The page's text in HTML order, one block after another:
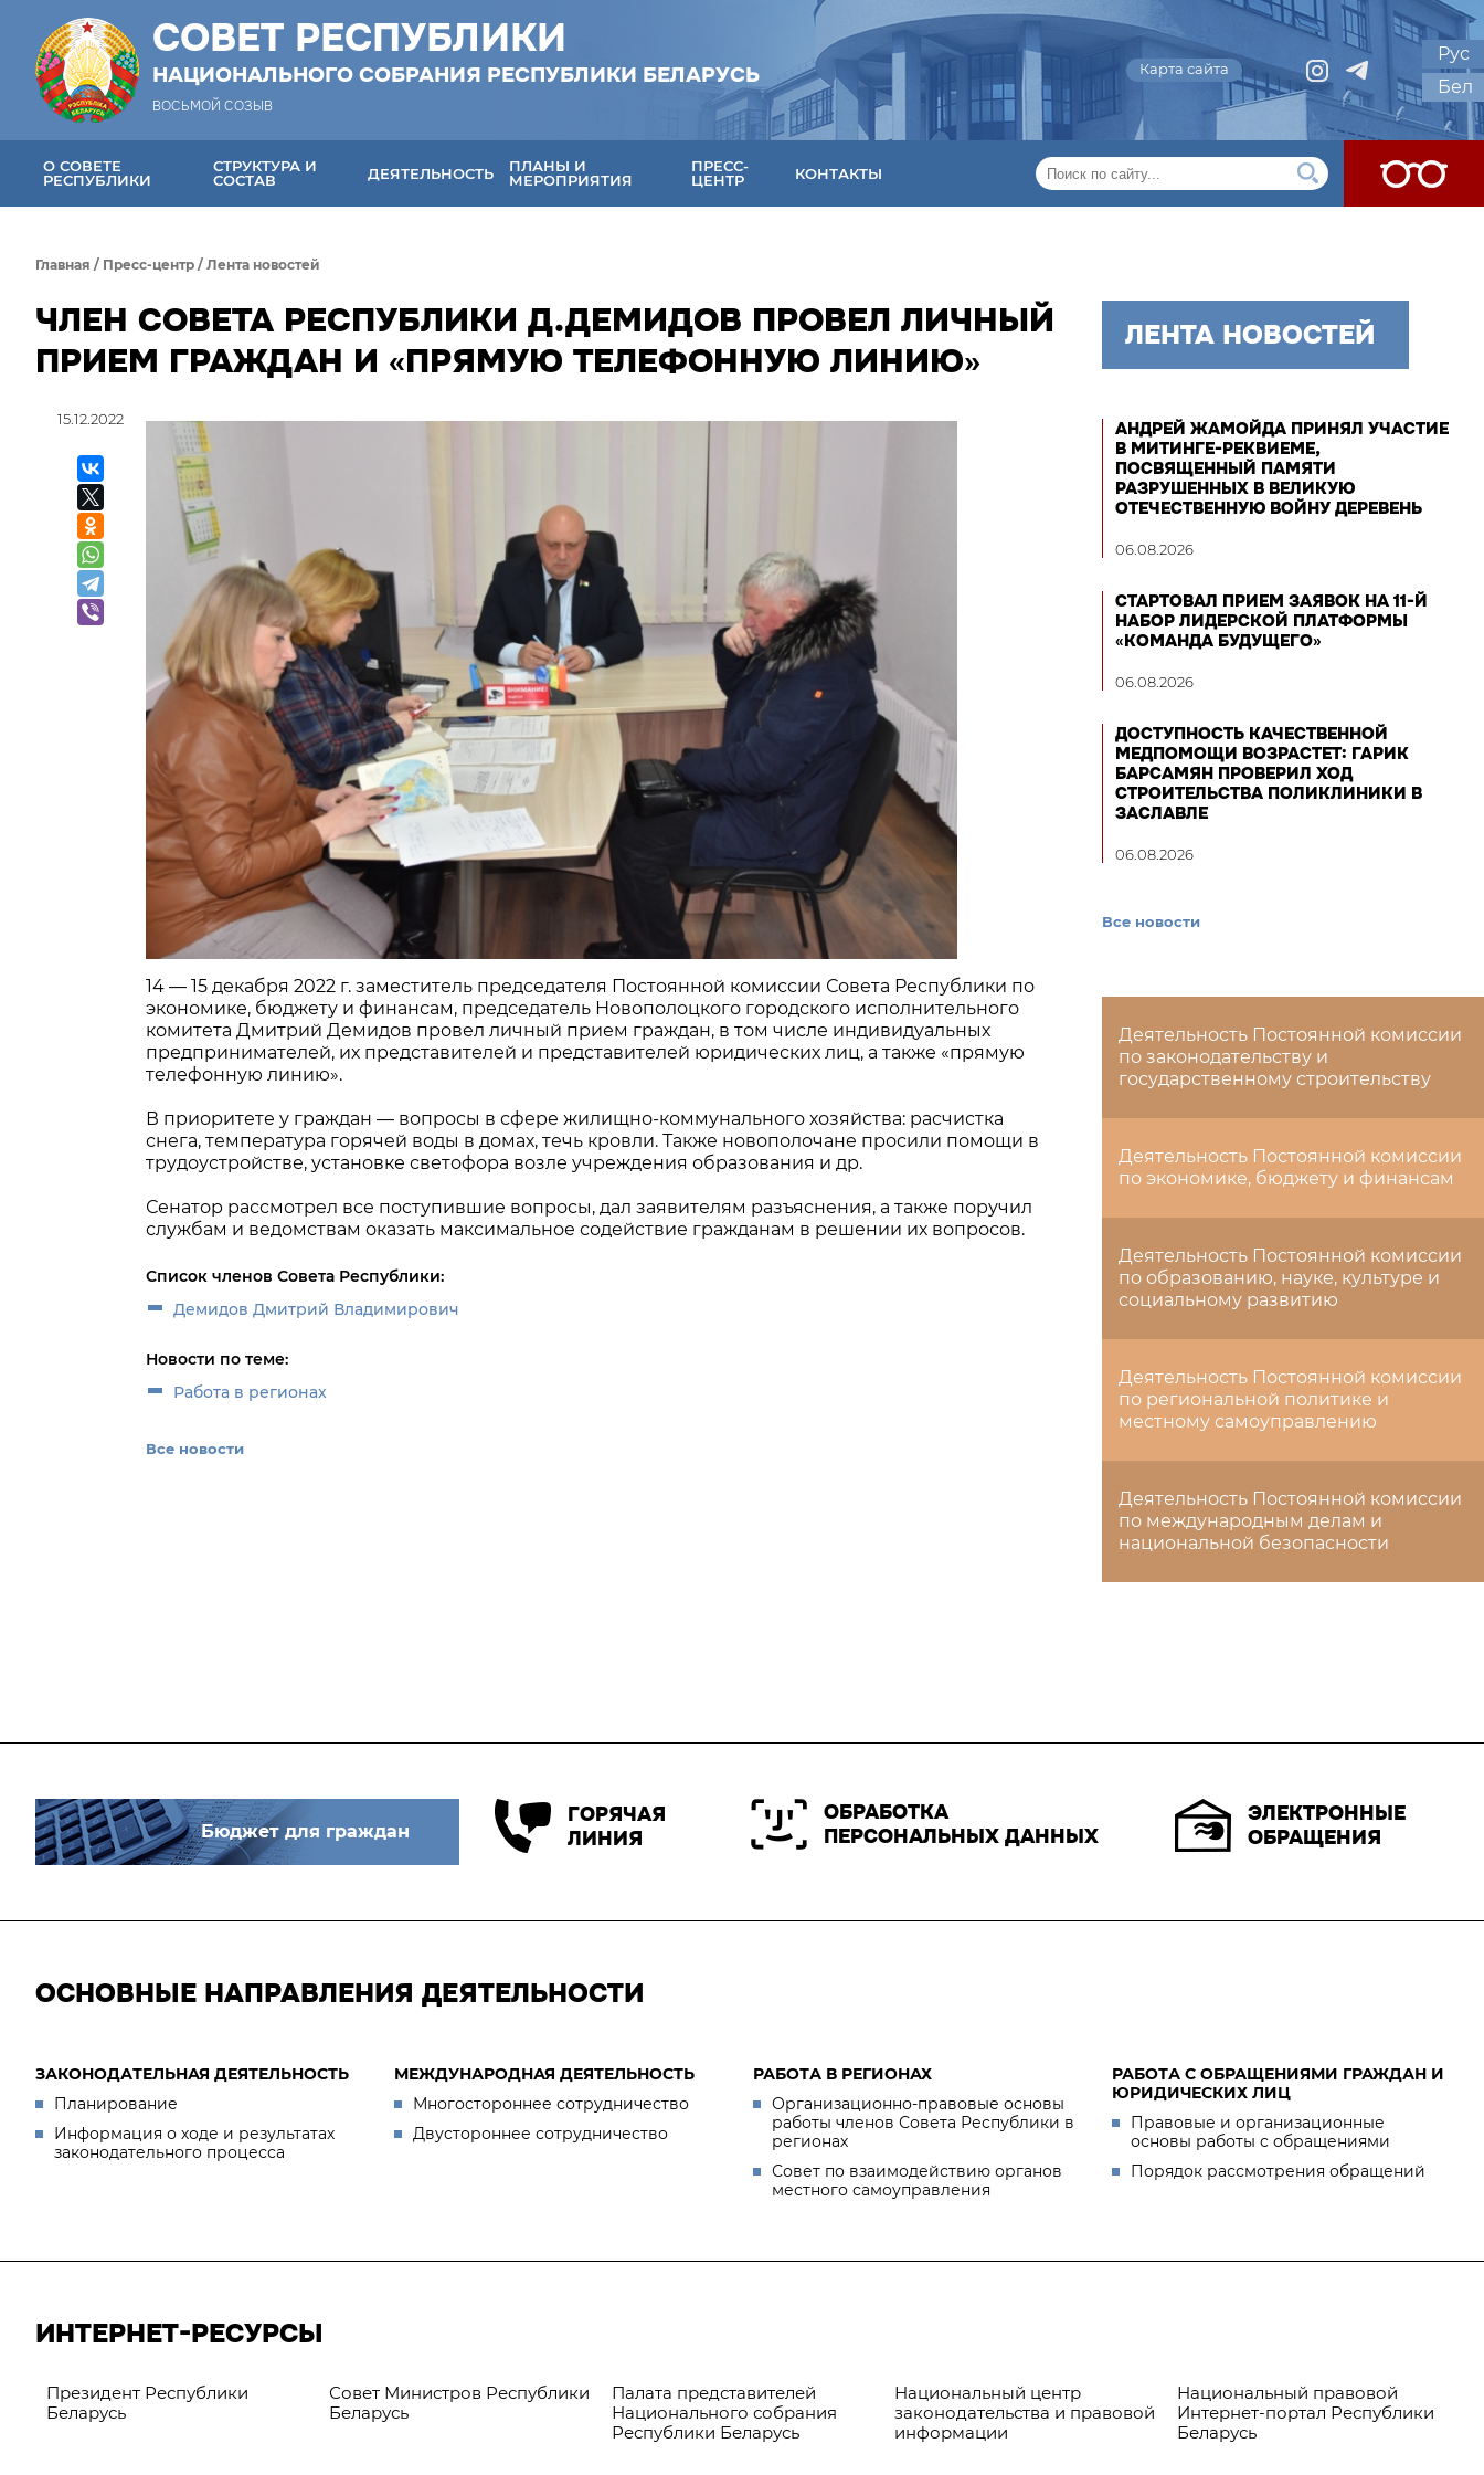
СОВЕТ РЕСПУБЛИКИ
НАЦИОНАЛЬНОГО СОБРАНИЯ РЕСПУБЛИКИ БЕЛАРУСЬ
ВОСЬМОЙ СОЗЫВ
Карта сайта
Рус
Бел
О СОВЕТЕ
РЕСПУБЛИКИ
СТРУКТУРА И
СОСТАВ
ДЕЯТЕЛЬНОСТЬ
ПЛАНЫ И
МЕРОПРИЯТИЯ
ПРЕСС-
ЦЕНТР
КОНТАКТЫ
Главная / Пресс-центр / Лента новостей
ЧЛЕН СОВЕТА РЕСПУБЛИКИ Д.ДЕМИДОВ ПРОВЕЛ ЛИЧНЫЙ
ПРИЕМ ГРАЖДАН И «ПРЯМУЮ ТЕЛЕФОННУЮ ЛИНИЮ»
15.12.2022
14 — 15 декабря 2022 г. заместитель председателя Постоянной комиссии Совета Республики по
экономике, бюджету и финансам, председатель Новополоцкого городского исполнительного
комитета Дмитрий Демидов провел личный прием граждан, в том числе индивидуальных
предпринимателей, их представителей и представителей юридических лиц, а также «прямую
телефонную линию».
В приоритете у граждан — вопросы в сфере жилищно-коммунального хозяйства: расчистка
снега, температура горячей воды в домах, течь кровли. Также новополочане просили помощи в
трудоустройстве, установке светофора возле учреждения образования и др.
Сенатор рассмотрел все поступившие вопросы, дал заявителям разъяснения, а также поручил
службам и ведомствам оказать максимальное содействие гражданам в решении их вопросов.
Список членов Совета Республики:
Демидов Дмитрий Владимирович
Новости по теме:
Работа в регионах
Все новости
ЛЕНТА НОВОСТЕЙ
АНДРЕЙ ЖАМОЙДА ПРИНЯЛ УЧАСТИЕ
В МИТИНГЕ-РЕКВИЕМЕ,
ПОСВЯЩЕННЫЙ ПАМЯТИ
РАЗРУШЕННЫХ В ВЕЛИКУЮ
ОТЕЧЕСТВЕННУЮ ВОЙНУ ДЕРЕВЕНЬ
06.08.2026
СТАРТОВАЛ ПРИЕМ ЗАЯВОК НА 11-Й
НАБОР ЛИДЕРСКОЙ ПЛАТФОРМЫ
«КОМАНДА БУДУЩЕГО»
06.08.2026
ДОСТУПНОСТЬ КАЧЕСТВЕННОЙ
МЕДПОМОЩИ ВОЗРАСТЕТ: ГАРИК
БАРСАМЯН ПРОВЕРИЛ ХОД
СТРОИТЕЛЬСТВА ПОЛИКЛИНИКИ В
ЗАСЛАВЛЕ
06.08.2026
Все новости
Деятельность Постоянной комиссии
по законодательству и
государственному строительству
Деятельность Постоянной комиссии
по экономике, бюджету и финансам
Деятельность Постоянной комиссии
по образованию, науке, культуре и
социальному развитию
Деятельность Постоянной комиссии
по региональной политике и
местному самоуправлению
Деятельность Постоянной комиссии
по международным делам и
национальной безопасности
Бюджет для граждан
ГОРЯЧАЯ
ЛИНИЯ
ОБРАБОТКА
ПЕРСОНАЛЬНЫХ ДАННЫХ
ЭЛЕКТРОННЫЕ
ОБРАЩЕНИЯ
ОСНОВНЫЕ НАПРАВЛЕНИЯ ДЕЯТЕЛЬНОСТИ
ЗАКОНОДАТЕЛЬНАЯ ДЕЯТЕЛЬНОСТЬ
Планирование
Информация о ходе и результатах
законодательного процесса
МЕЖДУНАРОДНАЯ ДЕЯТЕЛЬНОСТЬ
Многостороннее сотрудничество
Двустороннее сотрудничество
РАБОТА В РЕГИОНАХ
Организационно-правовые основы
работы членов Совета Республики в
регионах
Совет по взаимодействию органов
местного самоуправления
РАБОТА С ОБРАЩЕНИЯМИ ГРАЖДАН И
ЮРИДИЧЕСКИХ ЛИЦ
Правовые и организационные
основы работы с обращениями
Порядок рассмотрения обращений
ИНТЕРНЕТ-РЕСУРСЫ
Президент Республики
Беларусь
Совет Министров Республики
Беларусь
Палата представителей
Национального собрания
Республики Беларусь
Национальный центр
законодательства и правовой
информации
Национальный правовой
Интернет-портал Республики
Беларусь